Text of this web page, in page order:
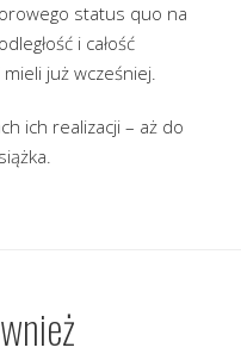
status quo na
i całość
już wcześniej.
ich realizacji – aż do